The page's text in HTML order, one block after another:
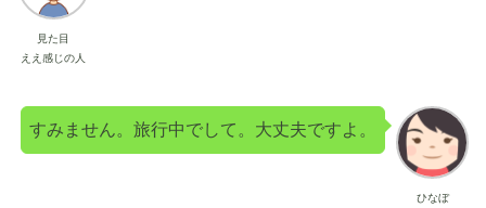
見た目
ええ感じの人
ひなぼ
すみません。旅行中でして。大丈夫ですよ。